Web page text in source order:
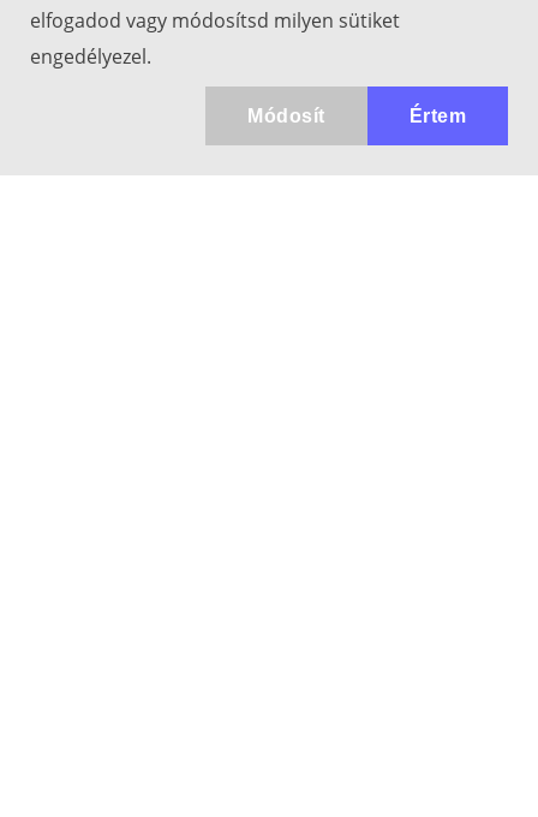
elfogadod vagy módosítsd milyen sütiket
engedélyezel.
Értem
Módosít